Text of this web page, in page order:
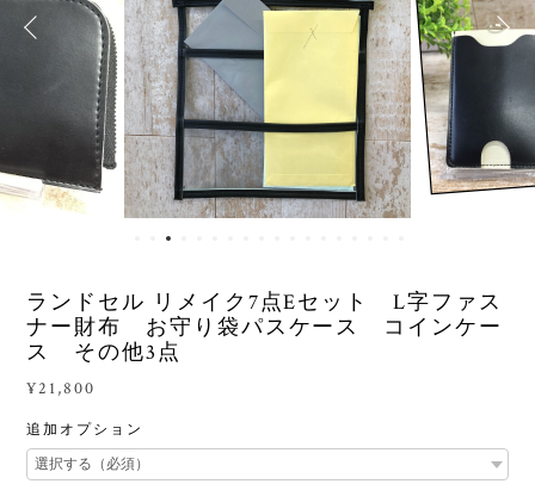
ランドセル リメイク7点Eセット L字ファス
ナー財布 お守り袋パスケース コインケー
ス その他3点
¥21,800
追加オプション